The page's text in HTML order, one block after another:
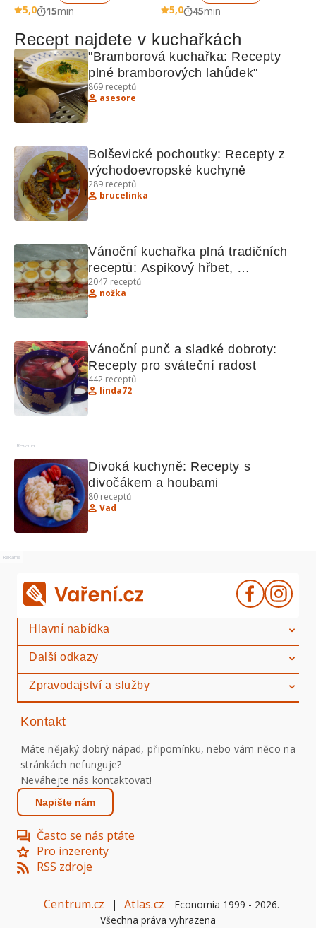
5,0 15min 5,0 45min
Recept najdete v kuchařkách
"Bramborová kuchařka: Recepty
plné bramborových lahůdek"
869 receptů
asesore
Bolševické pochoutky: Recepty z
východoevropské kuchyně
289 receptů
brucelinka
Vánoční kuchařka plná tradičních
receptů: Aspikový hřbet,
Vodouchův nářez, Domácí buchty,
Ořechové tyčinky, Koblihy z
2047 receptů
nožka
Vánoční punč a sladké dobroty:
Recepty pro sváteční radost
442 receptů
linda72
Reklama
Divoká kuchyně: Recepty s
divočákem a houbami
80 receptů
Vad
Reklama
Hlavní nabídka
Další odkazy
Zpravodajství a služby
Kontakt
Máte nějaký dobrý nápad, připomínku, nebo vám něco na
stránkách nefunguje?
Neváhejte nás kontaktovat!
Napište nám
Často se nás ptáte
Pro inzerenty
RSS zdroje
Centrum.cz | Atlas.cz Economia 1999 - 2026.
Všechna práva vyhrazena